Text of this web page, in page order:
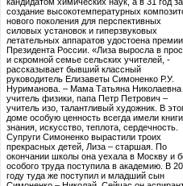
создание высокотемпературных
нового поколения для перспективных
силовых установок и гиперзвуковых
летательных аппаратов удостоена премии
Президента России. «Лиза выросла в
и скромной семье сельских учителей, -
рассказывает бывший классный
руководитель Елизаветы Симоненко Р.У.
Нуриманова. – Мама Татьяна Николаевна
учитель физики, папа Петр Петрович –
учитель изо, талантливый художник. В
доме особую ценность всегда имели книги,
знания, искусство, теплота, сердечность.
Супруги Симоненко вырастили троих
прекрасных детей, Лиза – старшая. По
окончании школы она уехала в Москву и
особого труда поступила в академию. В
году туда же поступил и младший сын